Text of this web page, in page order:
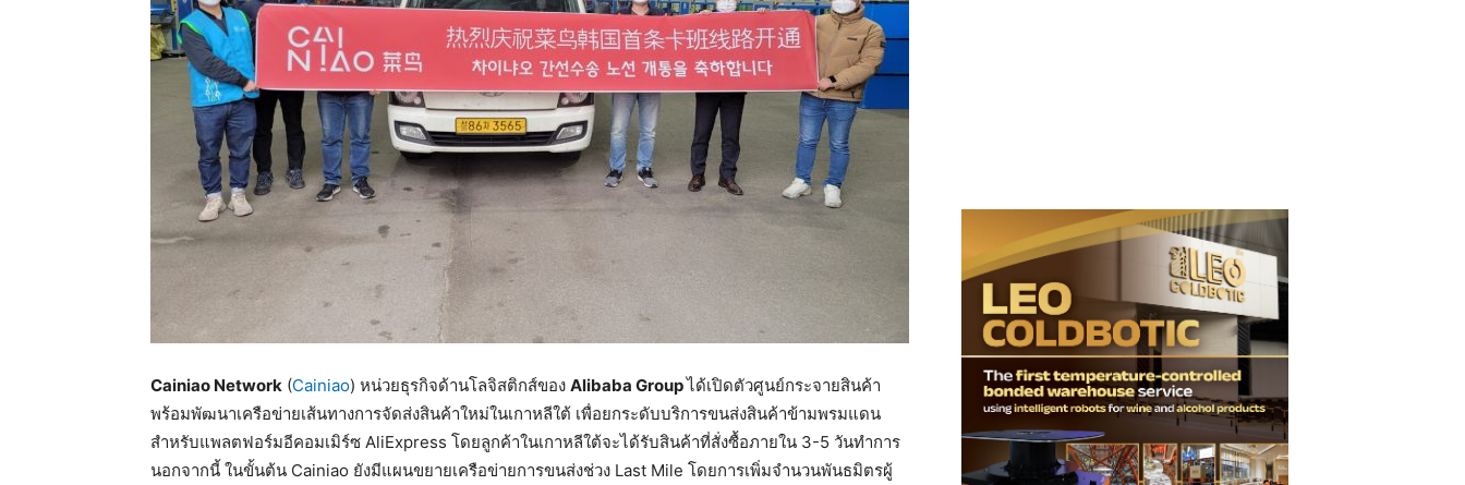
Cainiao Network (Cainiao) หน่วยธุรกิจด้านโลจิสติกส์ของ Alibaba Groupได้เปิดตัวศูนย์กระจายสินค้า
พร้อมพัฒนาเครือข่ายเส้นทางการจัดส่งสินค้าใหม่ในเกาหลีใต้ เพื่อยกระดับบริการขนส่งสินค้าข้ามพรมแดน
สำหรับแพลตฟอร์มอีคอมเมิร์ซ AliExpress โดยลูกค้าในเกาหลีใต้จะได้รับสินค้าที่สั่งซื้อภายใน 3-5 วันทำการ
นอกจากนี้ ในขั้นต้น Cainiao ยังมีแผนขยายเครือข่ายการขนส่งช่วง Last Mile โดยการเพิ่มจำนวนพันธมิตรผู้